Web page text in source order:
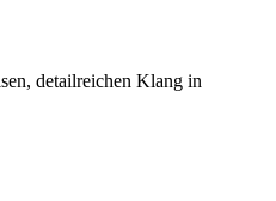
detailreichen Klang in